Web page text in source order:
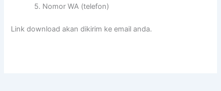
Nomor WA (telefon)
Link download akan dikirim ke email anda.